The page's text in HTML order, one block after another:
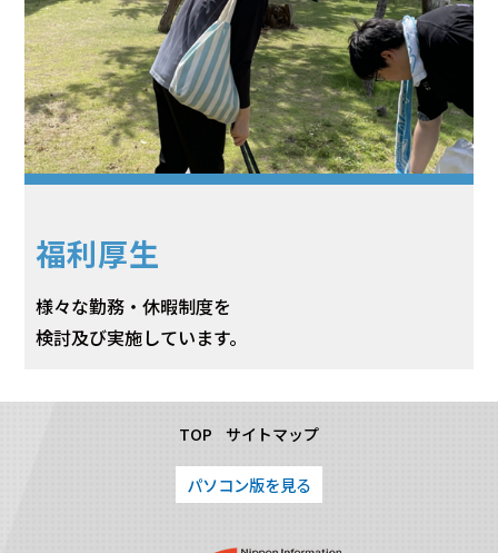
福利厚生
様々な勤務・休暇制度を
検討及び実施しています。
TOP サイトマップ
パソコン版を見る